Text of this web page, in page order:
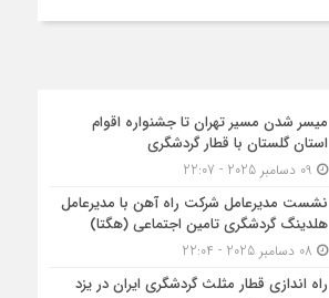
میسر شدن مسیر تهران تا جشنواره اقوام
استان گلستان با قطار گردشگری
نشست مدیرعامل شرکت راه آهن با مدیرعامل
هلدینگ گردشگری تامین اجتماعی (هگتا)
راه اندازی قطار مثلث گردشگری ایران در یزد